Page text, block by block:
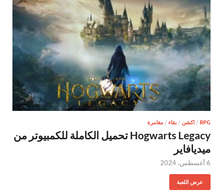
RPG
/ اكشن / بقاء / مغامرة
Hogwarts Legacy تحميل الكاملة للكمبيوتر من
ميديافاير
6 أغسطس، 2024
عرض اللعبة